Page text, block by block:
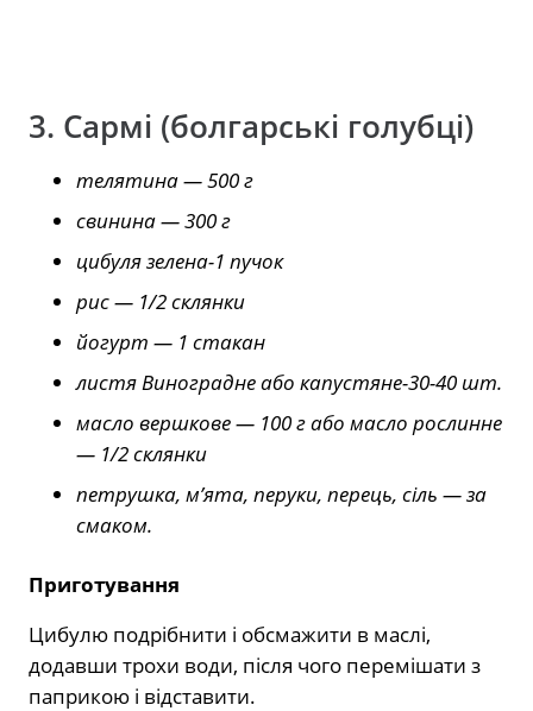
3. Сармі (болгарські голубці)
телятина — 500 г
свинина — 300 г
цибуля зелена-1 пучок
рис — 1/2 склянки
йогурт — 1 стакан
листя Виноградне або капустяне-30-40 шт.
масло вершкове — 100 г або масло рослинне
— 1/2 склянки
петрушка, м’ята, перуки, перець, сіль — за
смаком.
Приготування
Цибулю подрібнити і обсмажити в маслі,
додавши трохи води, після чого перемішати з
паприкою і відставити.